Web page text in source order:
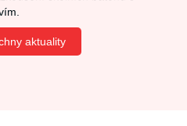
aktuality